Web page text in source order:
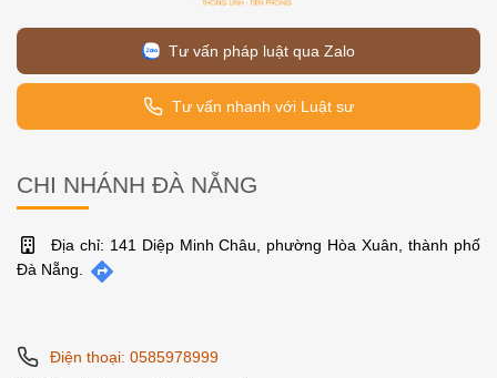
Tư vấn pháp luật qua Zalo
Tư vấn nhanh với Luật sư
CHI NHÁNH ĐÀ NẴNG
Địa chỉ: 141 Diệp Minh Châu, phường Hòa Xuân, thành phố
Đà Nẵng.
Điện thoại: 0585978999